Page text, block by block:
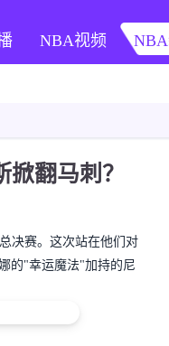
NBA视频
翻马刺？
决赛。这次站在他们对
的"幸运魔法"加持的尼